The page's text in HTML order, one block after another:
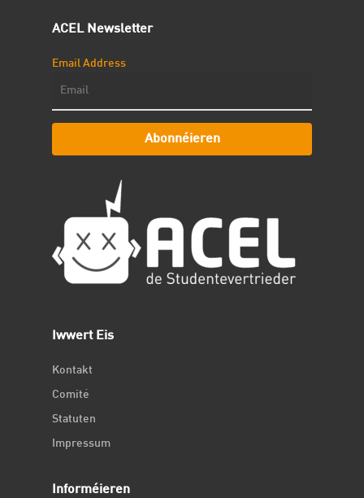
ACEL Newsletter
Email Address
Abonnéieren
Iwwert Eis
Kontakt
Comité
Statuten
Impressum
Informéieren